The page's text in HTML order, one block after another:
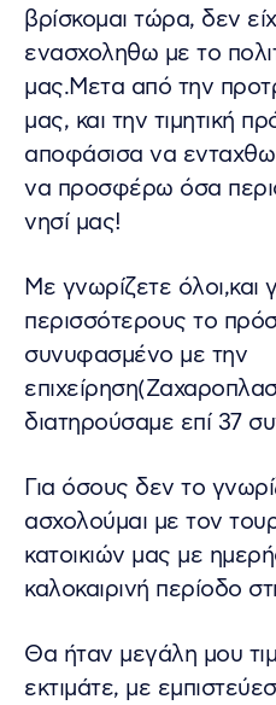
βρίσκομαι τώρα, δεν
ενασχοληθω με το
μας.Μετα από την
μας, και την τιμητική
αποφάσισα να
να προσφέρω όσα
νησί μας!
Με γνωρίζετε όλοι,και
περισσότερους το
συνυφασμένο με την
διατηρούσαμε επί 37
Για όσους δεν το
ασχολούμαι με τον
κατοικιών μας με
καλοκαιρινή περίοδο
Θα ήταν μεγάλη μου
εκτιμάτε, με